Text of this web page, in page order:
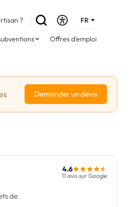
?
FR
Offres d'emploi
Demander un devis
de
4.6
11 avis sur Google